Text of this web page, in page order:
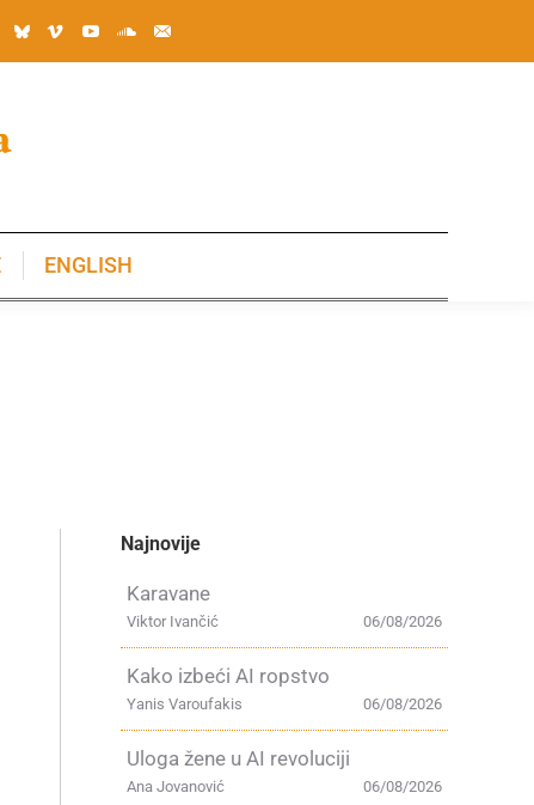
ENGLISH
Najnovije
Karavane
06/08/2026
Viktor Ivančić
Kako izbeći AI ropstvo
06/08/2026
Yanis Varoufakis
Uloga žene u AI revoluciji
06/08/2026
Ana Jovanović
ENGLISH